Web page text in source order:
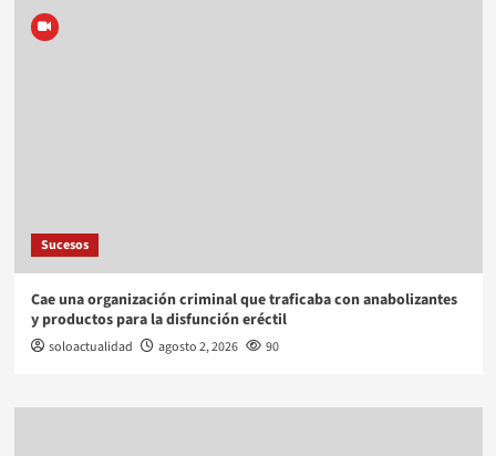
Sucesos
Cae una organización criminal que traficaba con anabolizantes
y productos para la disfunción eréctil
soloactualidad agosto 2, 2026 90